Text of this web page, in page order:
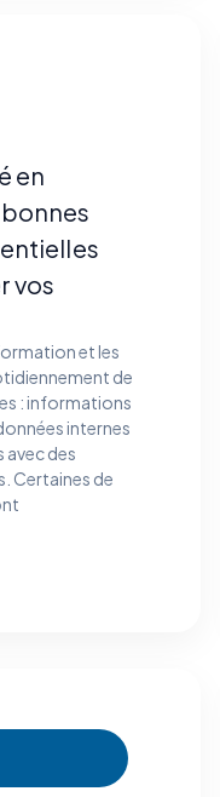
en
vos
et les
de
: informations
internes
avec des
Certaines de